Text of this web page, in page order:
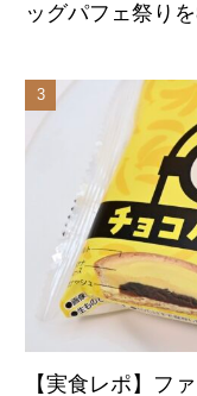
ッグパフェ祭り
【実食レポ】フ